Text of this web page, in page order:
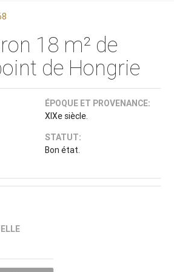
18 m² de
de Hongrie
ÉPOQUE ET PROVENANCE:
XIXe siècle.
STATUT:
Bon état.